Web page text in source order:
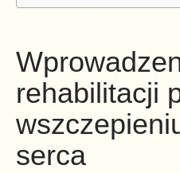
rehabilitacji
serca